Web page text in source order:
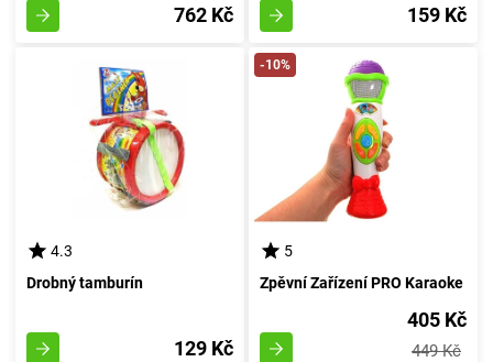
762 Kč 159 Kč
4.3
Drobný tamburín
129 Kč
-10%
5
Zpěvní Zařízení PRO Karaoke
405 Kč
449 Kč